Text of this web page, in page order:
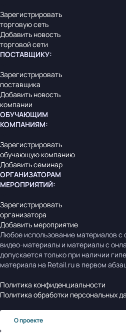
Зарегистрировать
торговую сеть
Добавить новость
торговой сети
ПОСТАВЩИКУ:
Зарегистрировать
поставщика
Добавить новость
компании
ОБУЧАЮЩИМ
КОМПАНИЯМ:
Зарегистрировать
обучающую компанию
Добавить семинар
ОРГАНИЗАТОРАМ
МЕРОПРИЯТИЙ:
Зарегистрировать
организатора
Добавить мероприятие
Любое использование материалов с
видео-материалы и материалы с
допускается только при наличии
материала на Retail.ru в первом
Политика конфиденциальности
Политика обработки персональных
О проекте